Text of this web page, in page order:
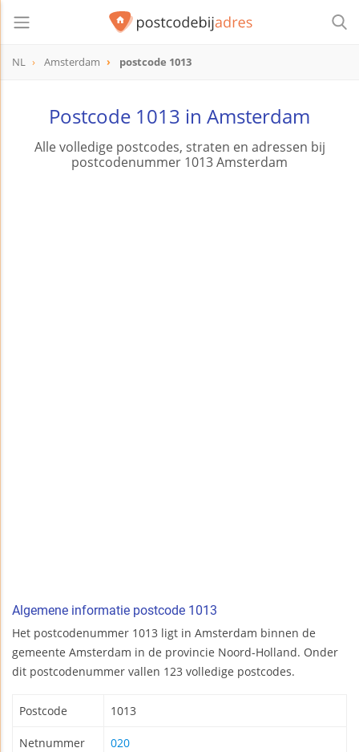
NL Amsterdam postcode 1013
Postcode 1013 in Amsterdam
Alle volledige postcodes, straten en adressen bij
postcodenummer 1013 Amsterdam
Algemene informatie postcode 1013
Het postcodenummer 1013 ligt in Amsterdam binnen de
gemeente Amsterdam in de provincie Noord-Holland. Onder
dit postcodenummer vallen 123 volledige postcodes.
Postcode 1013
Netnummer 020